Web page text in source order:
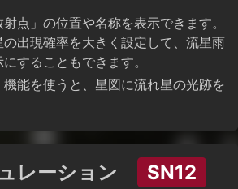
点」の位置や名称を表示できます。
の出現確率を大きく設定して、流星雨
することもできます。
機能を使うと、星図に流れ星の光跡を
レーション
SN12